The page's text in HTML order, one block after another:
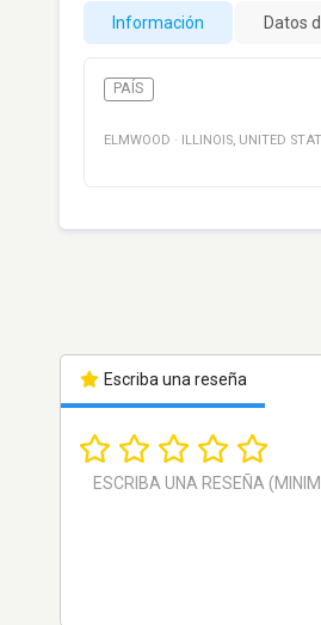
Información Datos
PAÍS
ELMWOOD · ILLINOIS, UNITED
Escriba una reseña